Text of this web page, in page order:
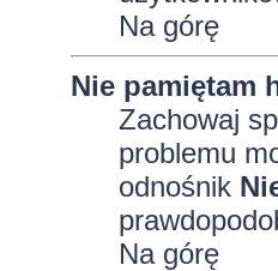
Na górę
Nie pamiętam
Zachowaj
problemu
odnośnik
Na górę